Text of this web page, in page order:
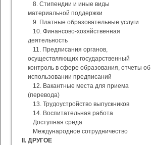
8. Стипендии и иные виды
материальной поддержки
9. Платные образовательные услуги
10. Финансово-хозяйственная
деятельность
11. Предписания органов,
осуществляющих государственный
контроль в сфере образования, отчеты об
использовании предписаний
12. Вакантные места для приема
(перевода)
13. Трудоустройство выпускников
14. Воспитательная работа
Доступная среда
Международное сотрудничество
II. ДРУГОЕ